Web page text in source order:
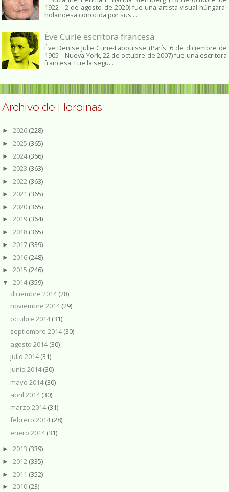
1922 - 2 de agosto de 2020) fue una artista visual húngara-
holandesa conocida por sus ...
Ève Curie escritora francesa
Ève Denise Julie Curie-Labouisse (París, 6 de diciembre de
1905 – Nueva York, 22 de octubre de 2007) fue una escritora
francesa. Fue la segu...
Archivo de Heroinas
► 2026 (228)
► 2025 (365)
► 2024(366)
► 2023 (363)
► 2022 (363)
► 2021 (365)
► 2020 (365)
► 2019 (364)
► 2018 (365)
► 2017 (339)
► 2016 (248)
► 2015 (246)
▼ 2014(359)
diciembre 2014(28)
noviembre 2014(29)
octubre 2014(31)
septiembre 2014(30)
agosto 2014(30)
julio 2014(31)
junio 2014(30)
mayo 2014(30)
abril 2014(30)
marzo 2014(31)
febrero 2014(28)
enero 2014(31)
► 2013 (339)
► 2012 (335)
► 2011 (352)
► 2010 (23)